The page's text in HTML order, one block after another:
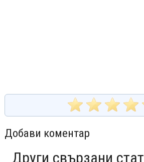
Добави коментар
Други свързани